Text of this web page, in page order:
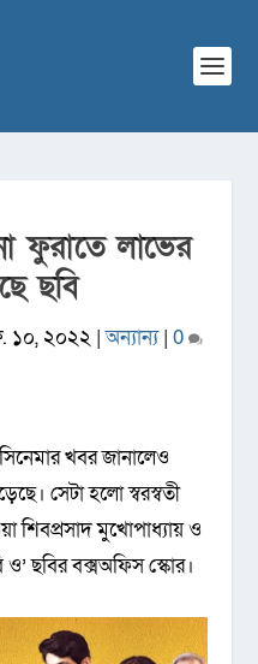
ফুরাতে লাভের
ছবি
১০, ২০২২ |অন্যান্য| 0
খবর জানালেও
সেটা হলো স্বরস্বতী
শিবপ্রসাদ মুখোপাধ্যায় ও
ও’ ছবির বক্সঅফিস স্কোর।